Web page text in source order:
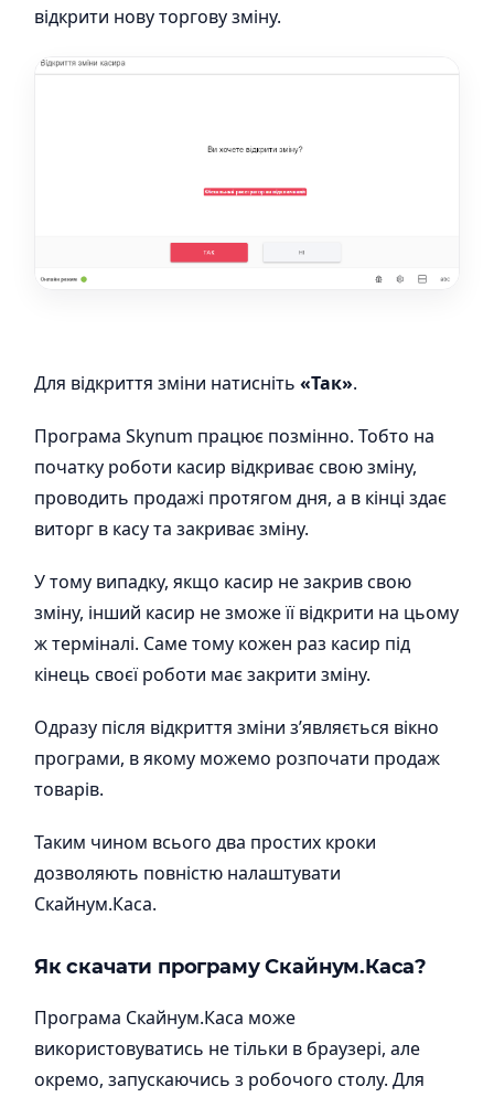
відкрити нову торгову зміну.
Для відкриття зміни натисніть «Так».
Програма Skynum працює позмінно. Тобто на
початку роботи касир відкриває свою зміну,
проводить продажі протягом дня, а в кінці здає
виторг в касу та закриває зміну.
У тому випадку, якщо касир не закрив свою
зміну, інший касир не зможе її відкрити на цьому
ж терміналі. Саме тому кожен раз касир під
кінець своєї роботи має закрити зміну.
Одразу після відкриття зміни з’являється вікно
програми, в якому можемо розпочати продаж
товарів.
Таким чином всього два простих кроки
дозволяють повністю налаштувати
Скайнум.Каса.
Як скачати програмуСкайнум.Каса?
Програма Скайнум.Каса може
використовуватись не тільки в браузері, але
окремо, запускаючись з робочого столу. Для